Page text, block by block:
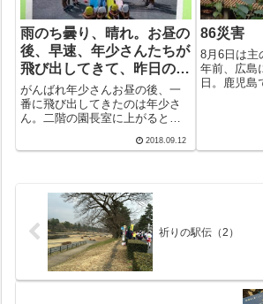
雨のち曇り、晴れ。お昼の
後、早速、年少さんたちが
飛び出してきて、昨日の練
習の続きを始めた
がんばれ年少さんお昼の後、一
番に飛び出してきたのは年少さ
ん。二階の園長室に上がるとか
少さんのポンポン体操。大きな
な～れ！」という...
2018.09.12
86災害
8月6日は主
年前、広島
日。鹿児島
日といい
終戦といい
祈りの駅伝（2）